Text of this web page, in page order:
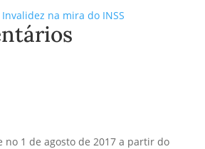
na mira do INSS
no 1 de agosto de 2017 a partir do